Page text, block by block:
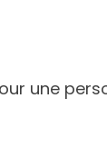
une